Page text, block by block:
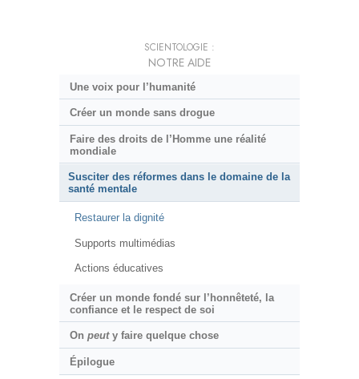
SCIENTOLOGIE :
NOTRE AIDE
Une voix pour l’humanité
Créer un monde sans drogue
Faire des droits de l’Homme une réalité
mondiale
Susciter des réformes dans le domaine de la
santé mentale
Restaurer la dignité
Supports multimédias
Actions éducatives
Créer un monde fondé sur l’honnêteté, la
confiance et le respect de soi
On peuty faire quelque chose
Épilogue